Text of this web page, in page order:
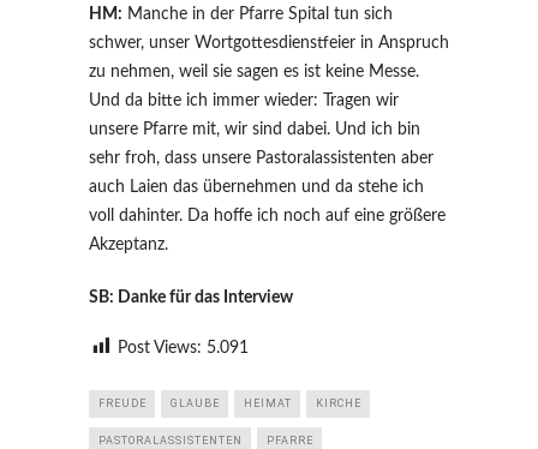
HM: Manche in der Pfarre Spital tun sich
schwer, unser Wortgottesdienstfeier in Anspruch
zu nehmen, weil sie sagen es ist keine Messe.
Und da bitte ich immer wieder: Tragen wir
unsere Pfarre mit, wir sind dabei. Und ich bin
sehr froh, dass unsere Pastoralassistenten aber
auch Laien das übernehmen und da stehe ich
voll dahinter. Da hoffe ich noch auf eine größere
Akzeptanz.
SB: Danke für das Interview
Post Views: 5.091
FREUDE GLAUBE HEIMAT KIRCHE
PASTORALASSISTENTEN PFARRE